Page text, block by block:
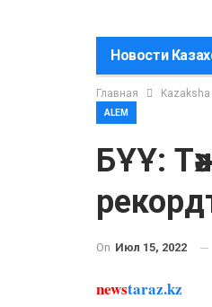
Новости
Главная
ALEM
БҰҰ:
On Июл 15, 2022
newstaraz.kz